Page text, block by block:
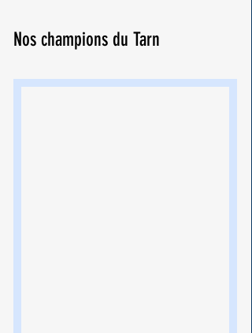
Nos champions du Tarn